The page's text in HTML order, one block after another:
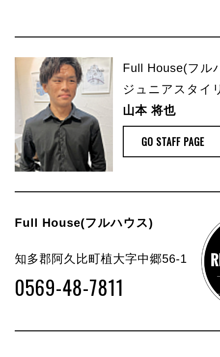
Full House(フル
ジュニアスタイ
山本 将也
GO STAFF PAGE
Full House(フルハウス)
知多郡阿久比町植大字中郷56-1
0569-48-7811